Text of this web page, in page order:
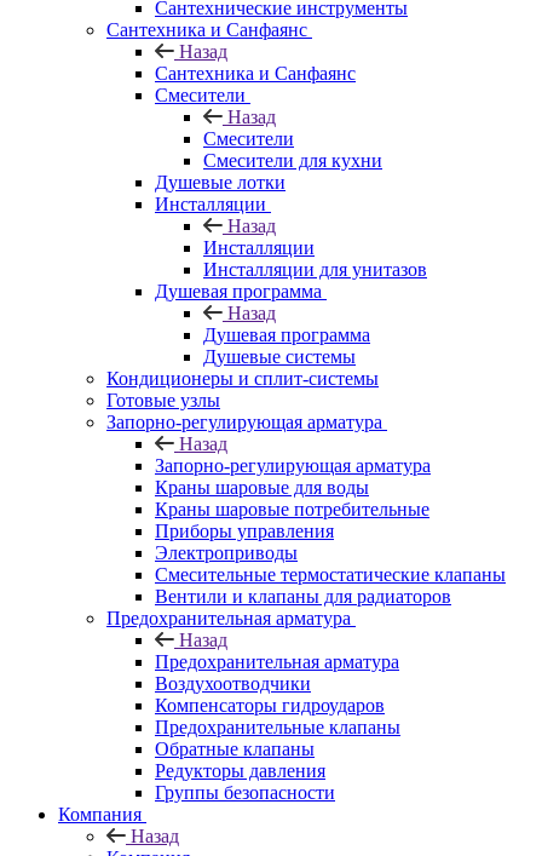
Сантехнические инструменты
Сантехника и Санфаянс
Назад
Сантехника и Санфаянс
Смесители
Назад
Смесители
Смесители для кухни
Душевые лотки
Инсталляции
Назад
Инсталляции
Инсталляции для унитазов
Душевая программа
Назад
Душевая программа
Душевые системы
Кондиционеры и сплит-системы
Готовые узлы
Запорно-регулирующая арматура
Назад
Запорно-регулирующая арматура
Краны шаровые для воды
Краны шаровые потребительные
Приборы управления
Электроприводы
Смесительные термостатические клапаны
Вентили и клапаны для радиаторов
Предохранительная арматура
Назад
Предохранительная арматура
Воздухоотводчики
Компенсаторы гидроударов
Предохранительные клапаны
Обратные клапаны
Редукторы давления
Группы безопасности
Компания
Назад